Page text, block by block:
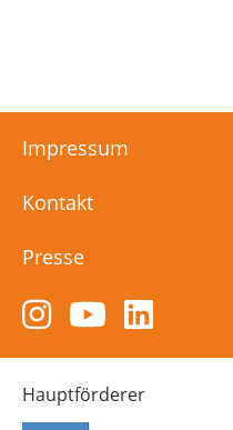
Impressum
Kontakt
Presse
Zum
Instagram-
Kanal
von
Technik-
Zum
YouTube-
Kanal
von
LinkedIn-
Kanal
Hauptförderer